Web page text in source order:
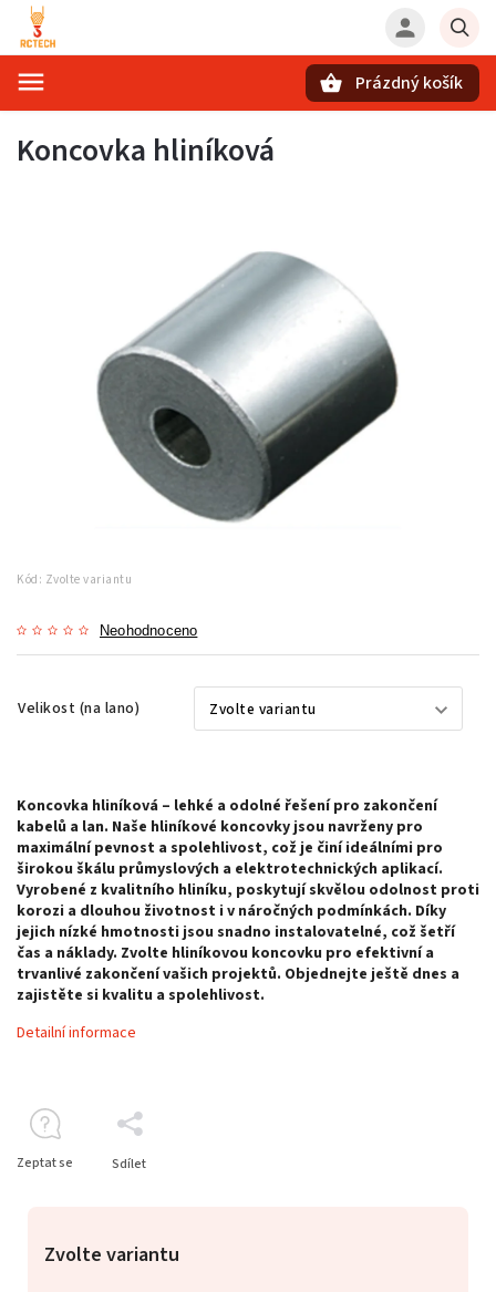
Prázdný košík
Koncovka hliníková
Kód: Zvolte variantu
Neohodnoceno
Velikost (na lano)
Zvolte variantu
Koncovka hliníková – lehké a odolné řešení pro zakončení
kabelů a lan. Naše hliníkové koncovky jsou navrženy pro
maximální pevnost a spolehlivost, což je činí ideálními pro
širokou škálu průmyslových a elektrotechnických aplikací.
Vyrobené z kvalitního hliníku, poskytují skvělou odolnost proti
korozi a dlouhou životnost i v náročných podmínkách. Díky
jejich nízké hmotnosti jsou snadno instalovatelné, což šetří
čas a náklady. Zvolte hliníkovou koncovku pro efektivní a
trvanlivé zakončení vašich projektů. Objednejte ještě dnes a
zajistěte si kvalitu a spolehlivost.
Detailní informace
Zeptat se Sdílet